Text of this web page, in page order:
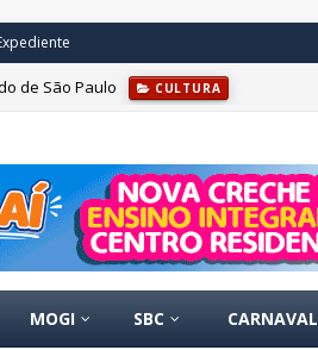
de São Paulo CULTURA
MOGI SBC CARNAVAL